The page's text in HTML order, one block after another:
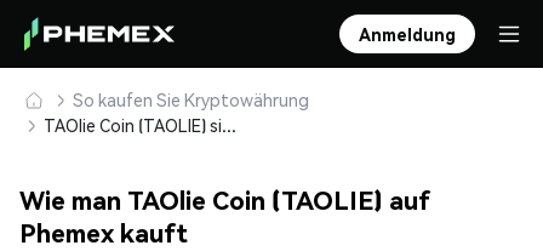
Anmeldung
So kaufen Sie Kryptowährung
TAOlie Coin (TAOLIE) sicher kaufen und speichern
Wie man TAOlie Coin (TAOLIE) auf
Phemex kauft